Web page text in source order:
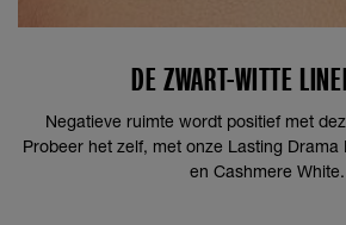
DE ZWART-WITTE
Negatieve ruimte wordt positief met
Probeer het zelf, met onze Lasting Drama
en Cashmere White.